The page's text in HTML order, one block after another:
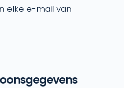
elke e-mail van